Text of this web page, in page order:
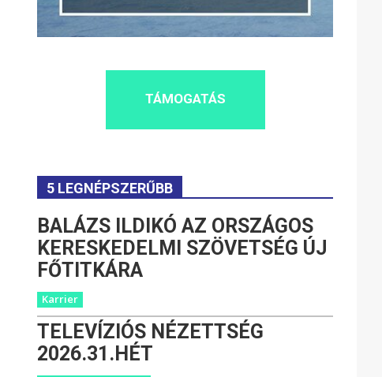
TÁMOGATÁS
5 LEGNÉPSZERŰBB
BALÁZS ILDIKÓ AZ ORSZÁGOS
KERESKEDELMI SZÖVETSÉG ÚJ
FŐTITKÁRA
Karrier
TELEVÍZIÓS NÉZETTSÉG
2026.31.HÉT